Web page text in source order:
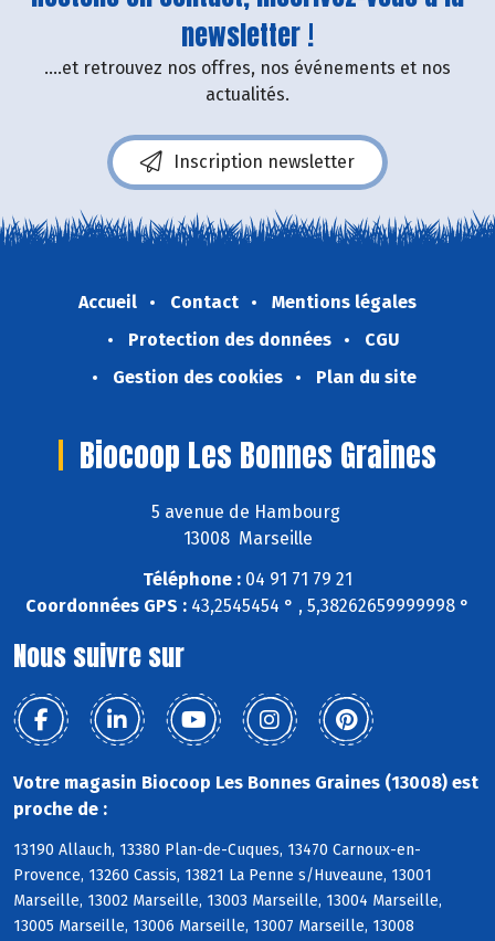
newsletter !
....et retrouvez nos offres, nos événements et nos
actualités.
Inscription newsletter
Accueil Contact
Mentions légales
Protection des données
CGU
Gestion des cookies
Plan du site
Biocoop Les Bonnes Graines
5 avenue de Hambourg
13008 Marseille
Téléphone : 04 91 71 79 21
Coordonnées GPS : 43,2545454 ° , 5,38262659999998 °
Nous suivre sur
Votre magasin Biocoop Les Bonnes Graines (13008) est
proche de :
13190 Allauch, 13380 Plan-de-Cuques, 13470 Carnoux-en-
Provence, 13260 Cassis, 13821 La Penne s/Huveaune, 13001
Marseille, 13002 Marseille, 13003 Marseille, 13004 Marseille,
13005 Marseille, 13006 Marseille, 13007 Marseille, 13008